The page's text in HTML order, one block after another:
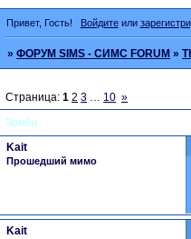
Привет, Гость! Войдитеили
»ФОРУМ SIMS - СИМС FORUM »
Зомби
Страница:1 2 3 … 10 »
Kait
Прошедший мимо
Kait